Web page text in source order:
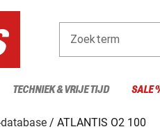
Zoekterm
TECHNIEK & VRIJE TIJD SALE
ATLANTIS O2 100